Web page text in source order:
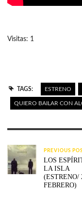
Visitas: 1
TAGS: ESTRENO
QUIERO BAILAR CON
PREVIOUS
LOS
LA ISLA
(ESTRENO/
FEBRERO)